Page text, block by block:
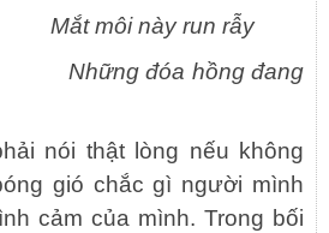
này run rẫy
hồng đang
nói thật lòng nếu không
gió chắc gì người mình
cảm của mình. Trong bối